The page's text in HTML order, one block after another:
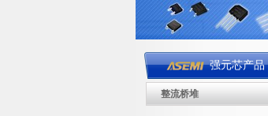
强元芯产品
整流桥堆